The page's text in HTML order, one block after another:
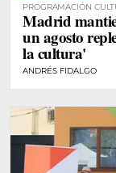
PROGRAMACIÓN
Madrid
un agosto
la cultura'
ANDRÉS FIDALGO